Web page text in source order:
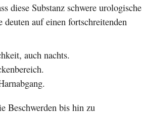
diese Substanz schwere urologische
auf einen fortschreitenden
auch nachts.
Beschwerden bis hin zu